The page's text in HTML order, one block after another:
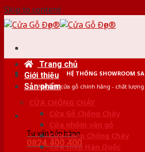
Skip to content
HỆ THỐNG SHOWROOM
Nơi bán cửa gỗ chính hãng - chất
Tư vấn bán hàng
0824.400.400
Trang chủ
Giới thiệu
Sản phẩm
CỬA CHỐNG CHÁY
Cửa Gỗ Chống Cháy
Cửa nhôm vân gỗ
Cửa Thép Chống Cháy
Cửa thép Hàn Quốc